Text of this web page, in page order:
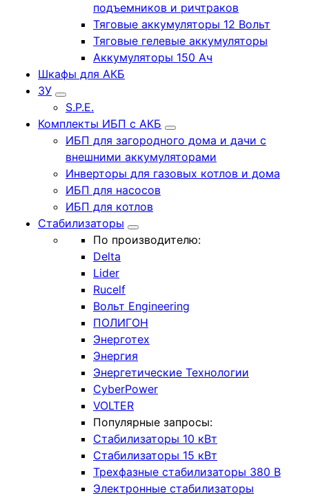
подъемников и ричтраков
Тяговые аккумуляторы 12 Вольт
Тяговые гелевые аккумуляторы
Аккумуляторы 150 Ач
Шкафы для АКБ
ЗУ
S.P.E.
Комплекты ИБП с АКБ
ИБП для загородного дома и дачи с
внешними аккумуляторами
Инверторы для газовых котлов и дома
ИБП для насосов
ИБП для котлов
Стабилизаторы
По производителю:
Delta
Lider
Rucelf
Вольт Engineering
ПОЛИГОН
Энерготех
Энергия
Энергетические Технологии
CyberPower
VOLTER
Популярные запросы:
Стабилизаторы 10 кВт
Стабилизаторы 15 кВт
Трехфазные стабилизаторы 380 В
Электронные стабилизаторы